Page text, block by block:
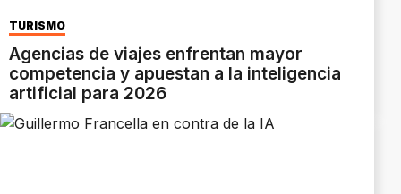
TURISMO
Agencias de viajes enfrentan mayor
competencia y apuestan a la inteligencia
artificial para 2026